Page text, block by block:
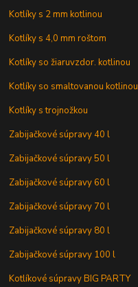
Kotlíky s 2 mm kotlinou
Kotlíky s 4,0 mm roštom
Kotlíky so žiaruvzdor. kotlinou
Kotlíky so smaltovanou kotlinou
Kotlíky s trojnožkou
Zabijačkové súpravy 40 l
Zabijačkové súpravy 50 l
Zabijačkové súpravy 60 l
Zabijačkové súpravy 70 l
Zabijačkové súpravy 80 l
Zabijačkové súpravy 100 l
Kotlíkové súpravy BIG PARTY